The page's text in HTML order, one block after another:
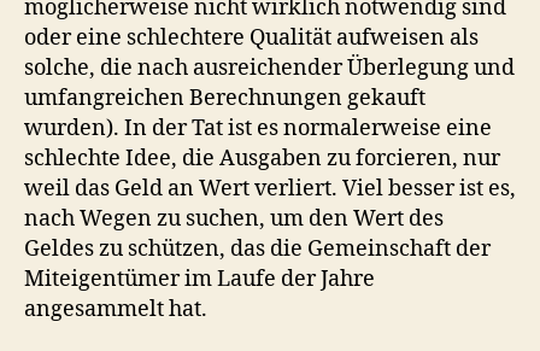
möglicherweise nicht wirklich notwendig sind
oder eine schlechtere Qualität aufweisen als
solche, die nach ausreichender Überlegung und
umfangreichen Berechnungen gekauft
wurden). In der Tat ist es normalerweise eine
schlechte Idee, die Ausgaben zu forcieren, nur
weil das Geld an Wert verliert. Viel besser ist es,
nach Wegen zu suchen, um den Wert des
Geldes zu schützen, das die Gemeinschaft der
Miteigentümer im Laufe der Jahre
angesammelt hat.